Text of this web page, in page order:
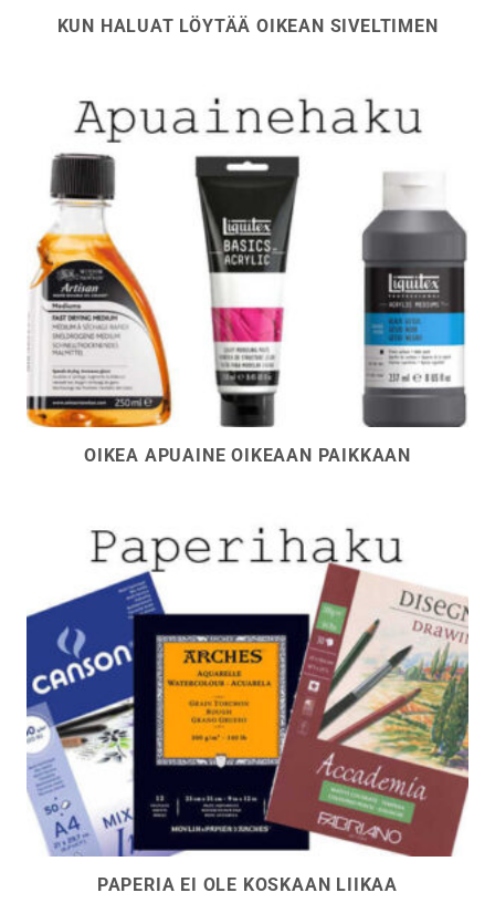
KUN HALUAT LÖYTÄÄ OIKEAN SIVELTIMEN
OIKEA APUAINE OIKEAAN PAIKKAAN
PAPERIA EI OLE KOSKAAN LIIKAA